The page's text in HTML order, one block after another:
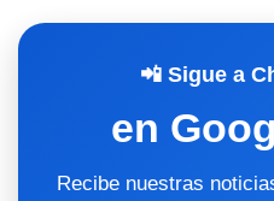
📲 Sigue a
en
Recibe nuestras